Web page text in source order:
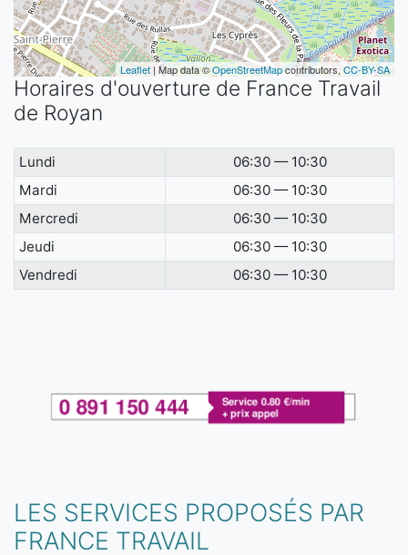
Leaflet | Map data ©OpenStreetMapcontributors,CC-BY-SA
Horaires d'ouverture de France Travail
de Royan
Lundi
06:30 — 10:30
Mardi
06:30 — 10:30
Mercredi
06:30 — 10:30
Jeudi
06:30 — 10:30
Vendredi
06:30 — 10:30
LES SERVICES PROPOSÉS PAR
FRANCE TRAVAIL